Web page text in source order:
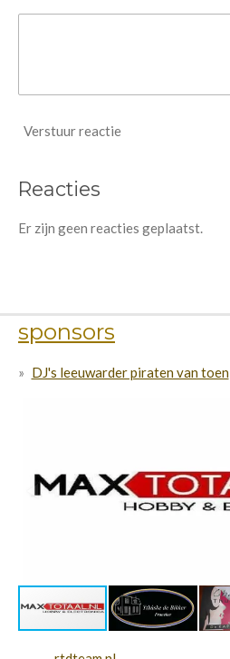
Verstuur reactie
Reacties
Er zijn geen reacties geplaatst.
sponsors
DJ's leeuwarder piraten van toen